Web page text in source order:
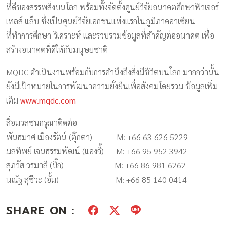
ที่ดีของสรรพสิ่งบนโลก พร้อมทั้งจัดตั้งศูนย์วิจัยอนาคตศึกษาฟิวเจอร์
เทลส์ แล็บ ซึ่งเป็นศูนย์วิจัยเอกชนแห่งแรกในภูมิภาคอาเซียน
ที่ทำการศึกษา วิเคราะห์ และรวบรวมข้อมูลที่สำคัญต่ออนาคต เพื่อ
สร้างอนาคตที่ดีให้กับมนุษยชาติ
MQDC ดำเนินงานพร้อมกับการคำนึงถึงสิ่งมีชีวิตบนโลก มากกว่านั้น
ยังมีเป้าหมายในการพัฒนาความยั่งยืนเพื่อสังคมโดยรวม ข้อมูลเพิ่ม
เติม www.mqdc.com
สื่อมวลชนกรุณาติดต่อ
พันธมาศ เมืองรัตน์ (ตุ๊กตา) M: +66 63 626 5229
มลทิพย์ เจนธรรมพัฒน์ (แองจี้) M: +66 95 952 3942
สุภวัส วรมาลี (บิ๊ก) M: +66 86 981 6262
นณัฐ สุชีวะ (อั้ม) M: +66 85 140 0414
SHARE ON :